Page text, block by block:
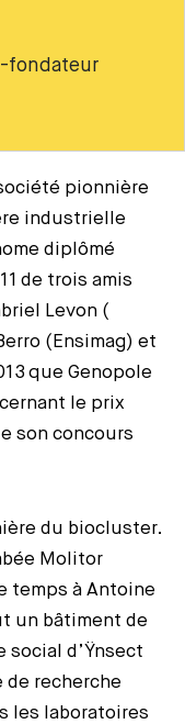
fondateur
pionnière
industrielle
diplômé
de trois amis
Levon (
(Ensimag) et
que Genopole
le prix
son concours
du biocluster.
Molitor
temps à Antoine
un bâtiment de
social d’Ÿnsect
de recherche
les laboratoires